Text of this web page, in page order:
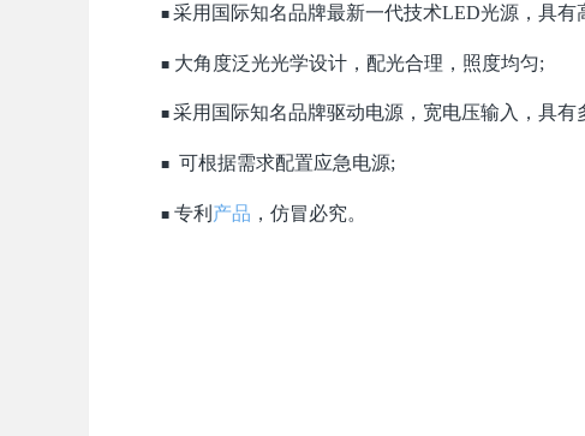
■ 采用国际知名品牌最新一代技术LED光源，具有
■ 大角度泛光光学设计，配光合理，照度均匀;
■ 采用国际知名品牌驱动电源，宽电压输入，具有
■ 可根据需求配置应急电源;
■ 专利 产品 ，仿冒必究。